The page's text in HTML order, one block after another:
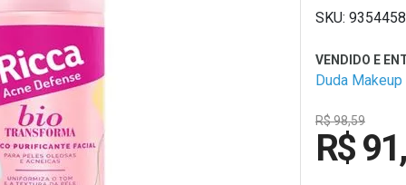
Duda Makeup
R$ 98,59
R$